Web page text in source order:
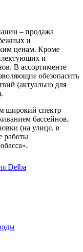
– продажа
и
ценам. Кроме
и
В ассортименте
обезопасить
(актуально для
широкий спектр
бассейнов,
(на улице, в
работы
Delba